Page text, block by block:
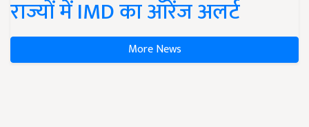
राज्यों में IMD का ऑरेंज अलर्ट
More News